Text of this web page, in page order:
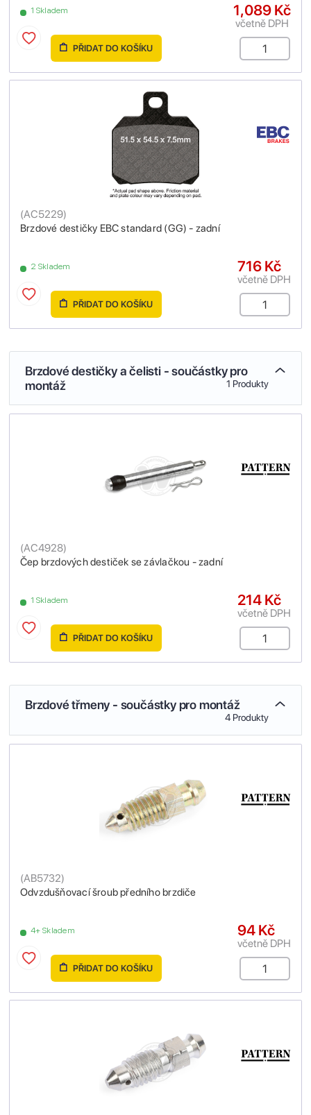
1 Skladem 1,089 Kč
včetně DPH
PŘIDAT DO KOŠÍKU
Brzdové destičky EBC standard (GG) - zadní
(AC5229)
2 Skladem 716 Kč
včetně DPH
PŘIDAT DO KOŠÍKU
Brzdové destičky a čelisti - součástky pro
montáž
1 Produkty
Čep brzdových destiček se závlačkou - zadní
(AC4928)
1 Skladem 214 Kč
včetně DPH
PŘIDAT DO KOŠÍKU
Brzdové třmeny - součástky pro montáž
4 Produkty
Odvzdušňovací šroub předního brzdiče
(AB5732)
4+ Skladem 94 Kč
včetně DPH
PŘIDAT DO KOŠÍKU